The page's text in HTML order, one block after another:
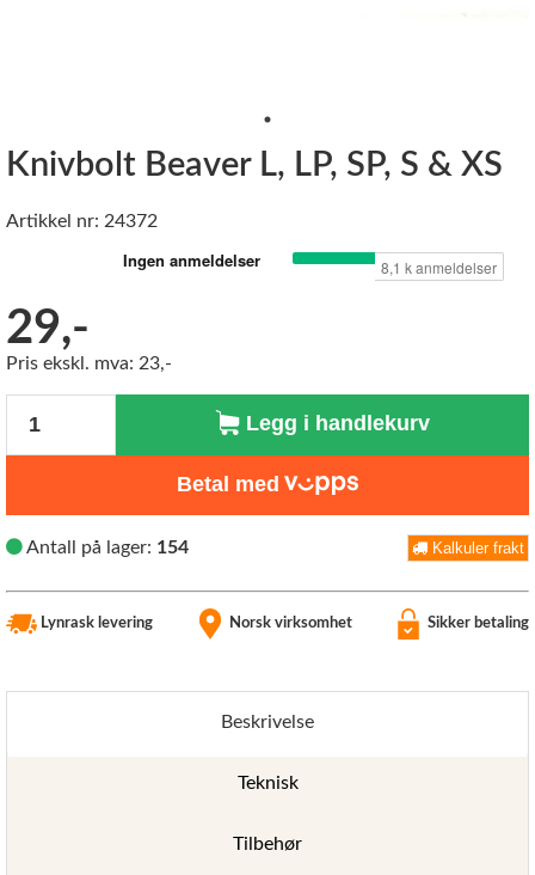
Knivbolt Beaver L, LP, SP, S & XS
Artikkel nr: 24372
29,-
Pris ekskl. mva: 23,-
Antall
Legg i handlekurv
Betal med
Antall på lager: 154 Kalkuler frakt
Lynrask levering Norsk virksomhet Sikker betaling
Beskrivelse
Teknisk
Tilbehør